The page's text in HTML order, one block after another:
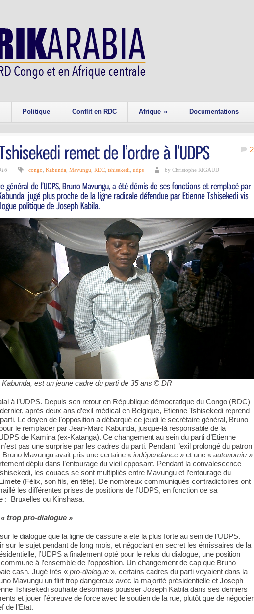
Politique Conflit en RDC Afrique » Documentations
2
congo Kabunda Mavungu RDC tshisekedi udps by Christophe RIGAUD
est un jeune cadre du parti de 35 ans © DR
à l’UDPS. Depuis son retour en République démocratique du Congo (RDC)
après deux ans d’exil médical en Belgique, Etienne Tshisekedi reprend
Le doyen de l’opposition a débarqué ce jeudi le secrétaire général, Bruno
le remplacer par Jean-Marc Kabunda, jusque-là responsable de la
de Kamina (ex-Katanga). Ce changement au sein du parti d’Etienne
pas une surprise par les cadres du parti. Pendant l’exil prolongé du patron
Bruno Mavungu avait pris une certaine « indépendance » et une « autonomie »
déplu dans l’entourage du vieil opposant. Pendant la convalescence
les couacs se sont multipliés entre Mavungu et l’entourage du
(Félix, son fils, en tête). De nombreux communiqués contradictoires ont
les différentes prises de positions de l’UDPS, en fonction de sa
: Bruxelles ou Kinshasa.
« trop pro-dialogue »
le dialogue que la ligne de cassure a été la plus forte au sein de l’UDPS.
sur le sujet pendant de long mois, et négociant en secret les émissaires de la
l’UDPS a finalement opté pour le refus du dialogue, une position
à l’ensemble de l’opposition. Un changement de cap que Bruno
cash. Jugé très « pro-dialogue », certains cadres du parti voyaient dans la
Mavungu un flirt trop dangereux avec la majorité présidentielle et Joseph
Tshisekedi souhaite désormais pousser Joseph Kabila dans ses derniers
et jouer l’épreuve de force avec le soutien de la rue, plutôt que de négocier
de l’Etat.